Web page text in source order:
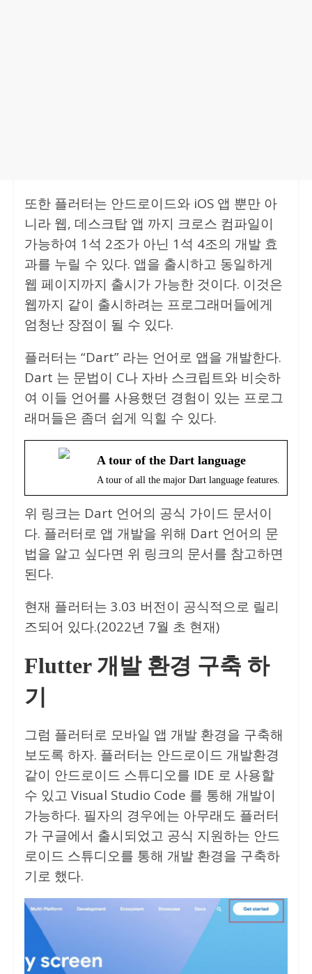
또한 플러터는 안드로이드와 iOS 앱 뿐만 아
니라 웹, 데스크탑 앱 까지 크로스 컴파일이
가능하여 1석 2조가 아닌 1석 4조의 개발 효
과를 누릴 수 있다. 앱을 출시하고 동일하게
웹 페이지까지 출시가 가능한 것이다. 이것은
웹까지 같이 출시하려는 프로그래머들에게
엄청난 장점이 될 수 있다.
플러터는 “Dart” 라는 언어로 앱을 개발한다.
Dart 는 문법이 C나 자바 스크립트와 비슷하
여 이들 언어를 사용했던 경험이 있는 프로그
래머들은 좀더 쉽게 익힐 수 있다.
A tour of the Dart language
A tour of all the major Dart language features.
위 링크는 Dart 언어의 공식 가이드 문서이
다. 플러터로 앱 개발을 위해 Dart 언어의 문
법을 알고 싶다면 위 링크의 문서를 참고하면
된다.
현재 플러터는 3.03 버전이 공식적으로 릴리
즈되어 있다.(2022년 7월 초 현재)
Flutter 개발 환경 구축 하
기
그럼 플러터로 모바일 앱 개발 환경을 구축해
보도록 하자. 플러터는 안드로이드 개발환경
같이 안드로이드 스튜디오를 IDE 로 사용할
수 있고 Visual Studio Code 를 통해 개발이
가능하다. 필자의 경우에는 아무래도 플러터
가 구글에서 출시되었고 공식 지원하는 안드
로이드 스튜디오를 통해 개발 환경을 구축하
기로 했다.